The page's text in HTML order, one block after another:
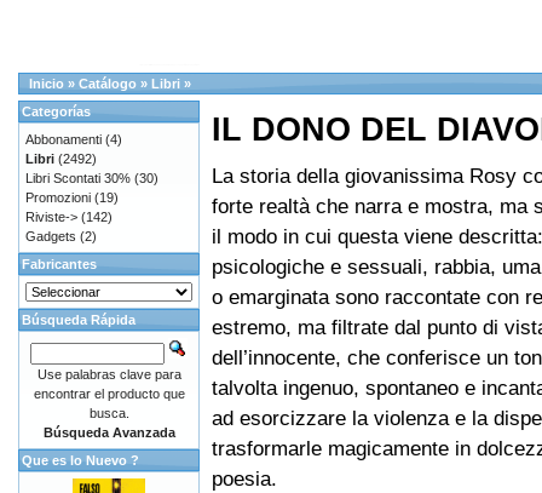
Inicio » Catálogo » Libri »
IL DONO DEL
La storia della giovanissima Rosy
forte realtà che narra e mostra, ma
il modo in cui questa viene
psicologiche e sessuali, rabbia,
o emarginata sono raccontate con
estremo, ma filtrate dal punto di
dell’innocente, che conferisce un
talvolta ingenuo, spontaneo e
ad esorcizzare la violenza e la
trasformarle magicamente in
poesia.
Categorías
Abbonamenti (4)
Libri (2492)
Libri Scontati 30% (30)
Promozioni (19)
Riviste-> (142)
Gadgets (2)
Fabricantes
Búsqueda Rápida
Use palabras clave para
encontrar el producto que
busca.
Búsqueda Avanzada
Que es lo Nuevo ?